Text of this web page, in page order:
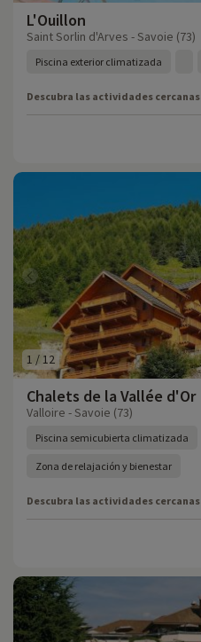
L'Ouillon
Saint Sorlin d'Arves - Savoie (73)
Piscina exterior climatizada
Descubra las actividades cercanas
1 / 12
Chalets de la Vallée d'Or
Valloire - Savoie (73)
Piscina semicubierta climatizada
Zona de relajación y bienestar
Descubra las actividades cercanas